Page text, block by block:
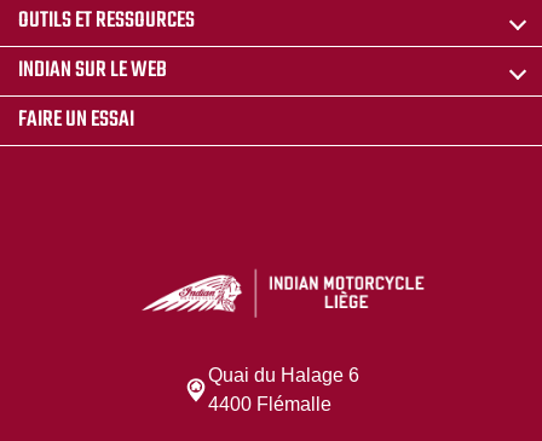
OUTILS ET RESSOURCES
INDIAN SUR LE WEB
FAIRE UN ESSAI
Quai du Halage 6
4400 Flémalle